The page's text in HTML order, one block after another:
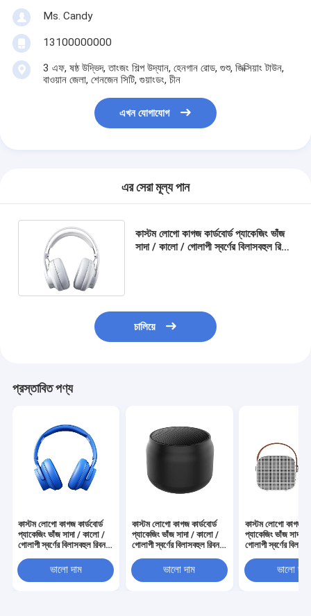
Ms. Candy
13100000000
3 এফ, ষষ্ঠ উদ্ভিদ, তাংজং শিল্প উদ্যান, হেনগান রোড, গুশু, জিক্সিয়াং টাউন,
বাওয়ান জেলা, শেনজেন সিটি, গুয়াংডং, চীন
এখন যোগাযোগ
এর সেরা মূল্য পান
কাস্টম লোগো কাগজ কার্ডবোর্ড প্যাকেজিং ভাঁজ
সাদা / কালো / গোলাপী স্বর্ণের বিলাসবহুল রিবন
চালিয়ে
প্রস্তাবিত পণ্য
কাস্টম লোগো কাগজ কার্ডবোর্ড
প্যাকেজিং ভাঁজ সাদা / কালো /
গোলাপী স্বর্ণের বিলাসবহুল রিবন
ভালো দাম
কাস্টম লোগো কাগজ কার্ডবোর্ড
প্যাকেজিং ভাঁজ সাদা / কালো /
গোলাপী স্বর্ণের বিলাসবহুল রিবন
ভালো দাম
কাস্টম লোগো কাগজ
প্যাকেজিং ভাঁজ সাদা
গোলাপী স্বর্ণের
ভালো দাম